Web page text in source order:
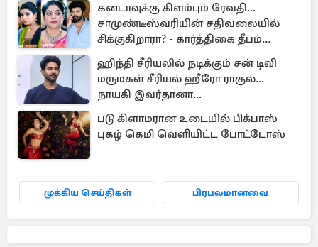
கனடாவுக்கு கிளம்பும் ரேவதி...
சாமுண்டீஸ்வரியின் சதிவலையில்
சிக்குகிறாரா? - கார்த்திகை தீபம்
இன்றைய எபிசோட் அப்டேட்!
ஹிந்தி சீரியலில் நடிக்கும் சன் டிவி
மருமகள் சீரியல் ஹீரோ ராகுல்...
நாயகி இவர்தானா...
படு கிளாமரான உடையில் பிக்பாஸ்
புகழ் கெமி வெளியிட்ட போட்டோஸ்
முக்கிய செய்திகள் பிரபலமானவை